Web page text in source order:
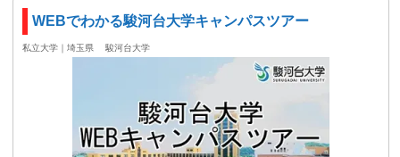
WEBでわかる駿河台大学キャンパスツアー
私立大学｜埼玉県 駿河台大学